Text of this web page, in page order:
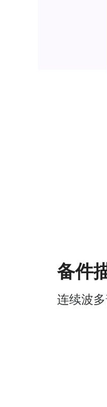
备件
连续波